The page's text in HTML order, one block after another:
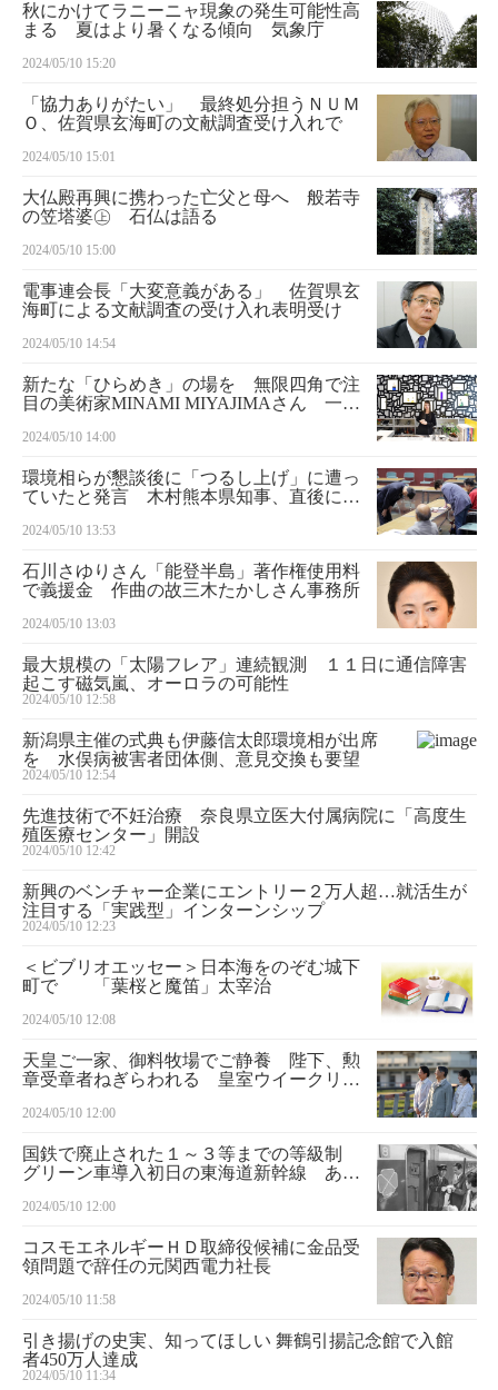
秋にかけてラニーニャ現象の発生可能性高
まる 夏はより暑くなる傾向 気象庁
2024/05/10 15:20
「協力ありがたい」 最終処分担うＮＵＭ
Ｏ、佐賀県玄海町の文献調査受け入れで
2024/05/10 15:01
大仏殿再興に携わった亡父と母へ 般若寺
の笠塔婆㊤ 石仏は語る
2024/05/10 15:00
電事連会長「大変意義がある」 佐賀県玄
海町による文献調査の受け入れ表明受け
2024/05/10 14:54
新たな「ひらめき」の場を 無限四角で注
目の美術家MINAMI MIYAJIMAさん 一聞
2024/05/10 14:00
環境相らが懇談後に「つるし上げ」に遭っ
ていたと発言 木村熊本県知事、直後に謝
2024/05/10 13:53
石川さゆりさん「能登半島」著作権使用料
で義援金 作曲の故三木たかしさん事務所
2024/05/10 13:03
最大規模の「太陽フレア」連続観測 １１日に通信障害
起こす磁気嵐、オーロラの可能性
2024/05/10 12:58
新潟県主催の式典も伊藤信太郎環境相が出席
を 水俣病被害者団体側、意見交換も要望
2024/05/10 12:54
先進技術で不妊治療 奈良県立医大付属病院に「高度生
殖医療センター」開設
2024/05/10 12:42
新興のベンチャー企業にエントリー２万人超…就活生が
注目する「実践型」インターンシップ
2024/05/10 12:23
＜ビブリオエッセー＞日本海をのぞむ城下
町で 「葉桜と魔笛」太宰治
2024/05/10 12:08
天皇ご一家、御料牧場でご静養 陛下、勲
章受章者ねぎらわれる 皇室ウイークリー
2024/05/10 12:00
国鉄で廃止された１～３等までの等級制
グリーン車導入初日の東海道新幹線 あの
2024/05/10 12:00
コスモエネルギーＨＤ取締役候補に金品受
領問題で辞任の元関西電力社長
2024/05/10 11:58
引き揚げの史実、知ってほしい 舞鶴引揚記念館で入館
者450万人達成
2024/05/10 11:34